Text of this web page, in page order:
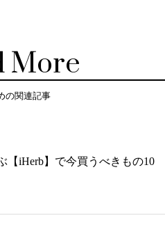
More
の関連記事
【iHerb】で今買うべきもの10